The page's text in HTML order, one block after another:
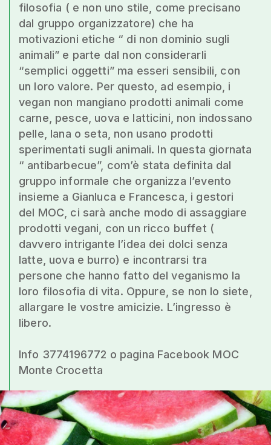
filosofia ( e non uno stile, come precisano
dal gruppo organizzatore) che ha
motivazioni etiche “ di non dominio sugli
animali” e parte dal non considerarli
“semplici oggetti” ma esseri sensibili, con
un loro valore. Per questo, ad esempio, i
vegan non mangiano prodotti animali come
carne, pesce, uova e latticini, non indossano
pelle, lana o seta, non usano prodotti
sperimentati sugli animali. In questa giornata
“ antibarbecue”, com’è stata definita dal
gruppo informale che organizza l’evento
insieme a Gianluca e Francesca, i gestori
del MOC, ci sarà anche modo di assaggiare
prodotti vegani, con un ricco buffet (
davvero intrigante l’idea dei dolci senza
latte, uova e burro) e incontrarsi tra
persone che hanno fatto del veganismo la
loro filosofia di vita. Oppure, se non lo siete,
allargare le vostre amicizie. L’ingresso è
libero.
Info 3774196772 o pagina Facebook MOC
Monte Crocetta